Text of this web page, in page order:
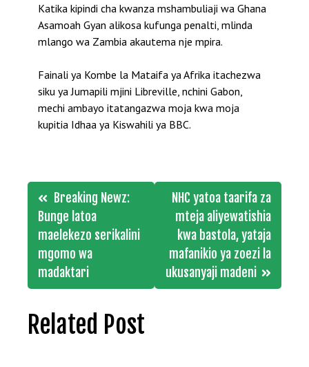
Katika kipindi cha kwanza mshambuliaji wa Ghana
Asamoah Gyan alikosa kufunga penalti, mlinda
mlango wa Zambia akautema nje mpira.
Fainali ya Kombe la Mataifa ya Afrika itachezwa
siku ya Jumapili mjini Libreville, nchini Gabon,
mechi ambayo itatangazwa moja kwa moja
kupitia Idhaa ya Kiswahili ya BBC.
Post
navigation
Breaking Newz:
Bunge latoa
maelekezo serikalini
mgomo wa
madaktari
NHC yatoa taarifa za
mteja aliyewatishia
kwa bastola, yataja
mafanikio ya zoezi la
ukusanyaji madeni
Related Post